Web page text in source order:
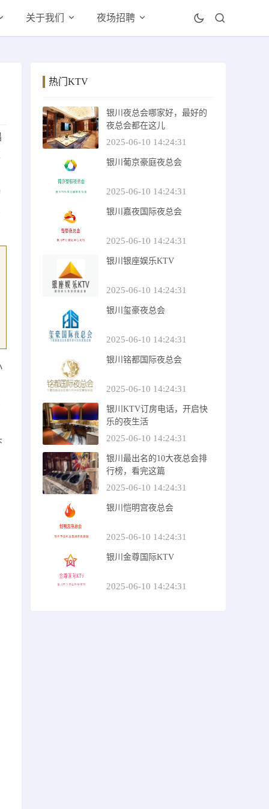
关于我们 夜场招聘
热门KTV
银川夜总会哪家好，最好的
夜总会都在这儿
2025-06-10 14:24:31
银川葡京豪庭夜总会
2025-06-10 14:24:31
银川嘉夜国际夜总会
2025-06-10 14:24:31
银川银座娱乐KTV
2025-06-10 14:24:31
银川玺豪夜总会
2025-06-10 14:24:31
银川铭都国际夜总会
2025-06-10 14:24:31
银川KTV订房电话，开启快
乐的夜生活
2025-06-10 14:24:31
银川最出名的10大夜总会排
行榜，看完这篇
2025-06-10 14:24:31
银川恺明宫夜总会
2025-06-10 14:24:31
银川金尊国际KTV
2025-06-10 14:24:31